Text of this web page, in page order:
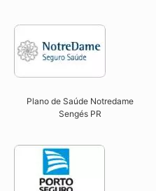
Plano de Saúde Notredame
Sengés PR​